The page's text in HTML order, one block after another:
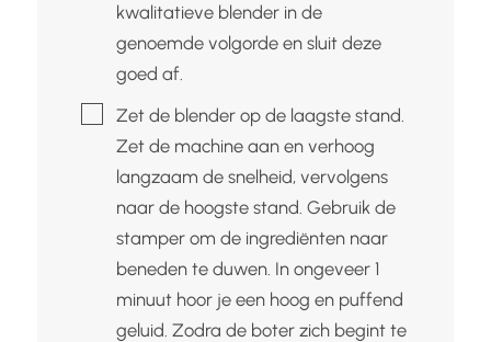
kwalitatieve blender in de
genoemde volgorde en sluit deze
goed af.
▢
Zet de blender op de laagste stand.
Zet de machine aan en verhoog
langzaam de snelheid, vervolgens
naar de hoogste stand. Gebruik de
stamper om de ingrediënten naar
beneden te duwen. In ongeveer 1
minuut hoor je een hoog en puffend
geluid. Zodra de boter zich begint te